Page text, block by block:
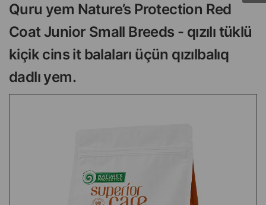
Quru yem Nature’s Protection Red
Coat Junior Small Breeds - qızılı tüklü
kiçik cins it balaları üçün qızılbalıq
dadlı yem.